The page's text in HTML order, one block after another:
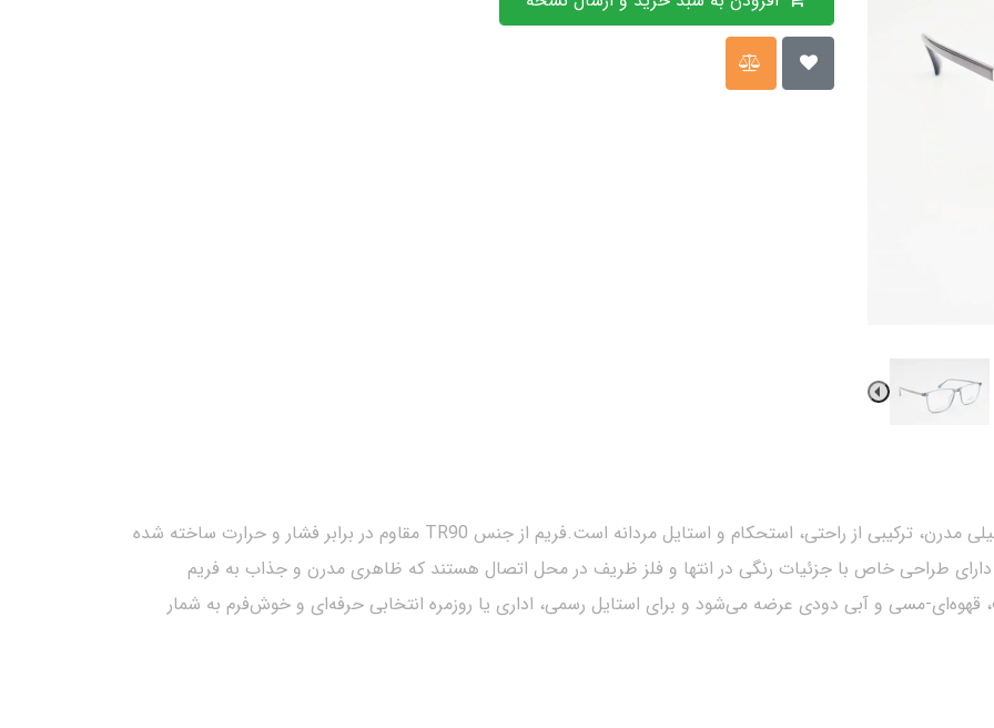
عینک طبی مردانه Patek Philippe با طراحی مستطیلی مدرن، ترکیبی از راحتی، استحکام و استایل مردانه است.فریم از جنس TR90 مقاوم در برابر فشار و حرارت ساخته شده
طراحی خاص با جزئیات رنگی در انتها و فلز ظریف در محل اتصال هستند که ظاهری مدرن و جذاب به فریم
قهوه‌ای-مسی و آبی دودی عرضه می‌شود و برای استایل رسمی، اداری یا روزمره انتخابی حرفه‌ای و خوش‌فرم به شمار